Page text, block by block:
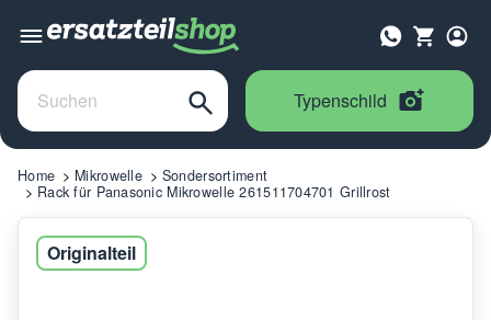
Typenschild
Home Mikrowelle
Sondersortiment
Rack für Panasonic Mikrowelle 261511704701 Grillrost
Originalteil